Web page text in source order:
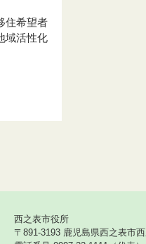
住希望者
域活性化
西之表市役所
〒891-3193 鹿児島県西之表市